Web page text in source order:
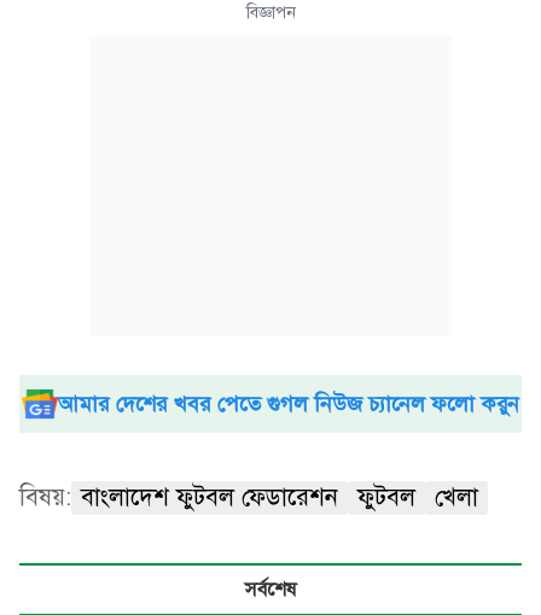
বিজ্ঞাপন
আমার দেশের খবর পেতে গুগল নিউজ চ্যানেল ফলো করুন
বিষয়: বাংলাদেশ ফুটবল ফেডারেশন ফুটবল খেলা
সর্বশেষ